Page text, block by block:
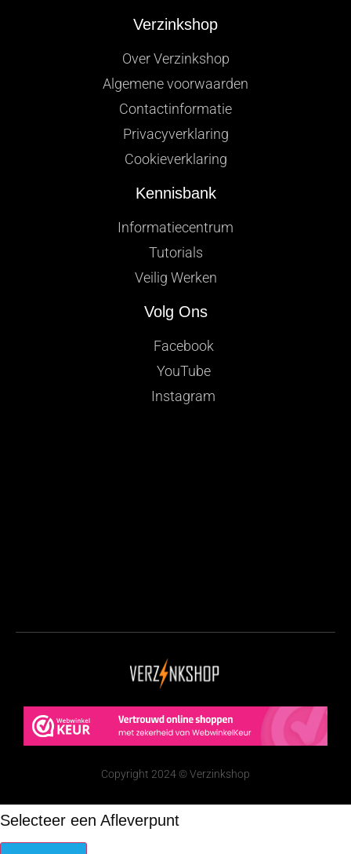
Verzinkshop
Over Verzinkshop
Algemene voorwaarden
Contactinformatie
Privacyverklaring
Cookieverklaring
Kennisbank
Informatiecentrum
Tutorials
Veilig Werken
Volg Ons
Facebook
YouTube
Instagram
Copyright 2024 © Verzinkshop
Selecteer een Afleverpunt